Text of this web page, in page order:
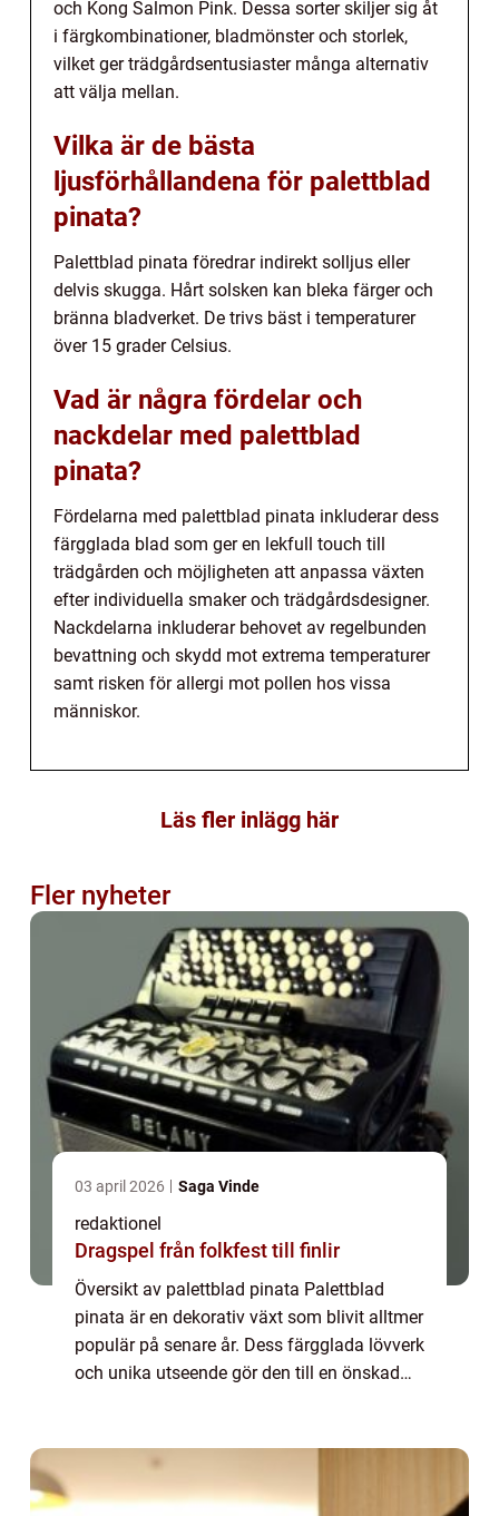
och Kong Salmon Pink. Dessa sorter skiljer sig åt
i färgkombinationer, bladmönster och storlek,
vilket ger trädgårdsentusiaster många alternativ
att välja mellan.
Vilka är de bästa
ljusförhållandena för palettblad
pinata?
Palettblad pinata föredrar indirekt solljus eller
delvis skugga. Hårt solsken kan bleka färger och
bränna bladverket. De trivs bäst i temperaturer
över 15 grader Celsius.
Vad är några fördelar och
nackdelar med palettblad
pinata?
Fördelarna med palettblad pinata inkluderar dess
färgglada blad som ger en lekfull touch till
trädgården och möjligheten att anpassa växten
efter individuella smaker och trädgårdsdesigner.
Nackdelarna inkluderar behovet av regelbunden
bevattning och skydd mot extrema temperaturer
samt risken för allergi mot pollen hos vissa
människor.
Läs fler inlägg här
Fler nyheter
03 april 2026 Saga Vinde
redaktionel
Dragspel från folkfest till finlir
Översikt av palettblad pinata Palettblad
pinata är en dekorativ växt som blivit alltmer
populär på senare år. Dess färgglada lövverk
och unika utseende gör den till en önskad